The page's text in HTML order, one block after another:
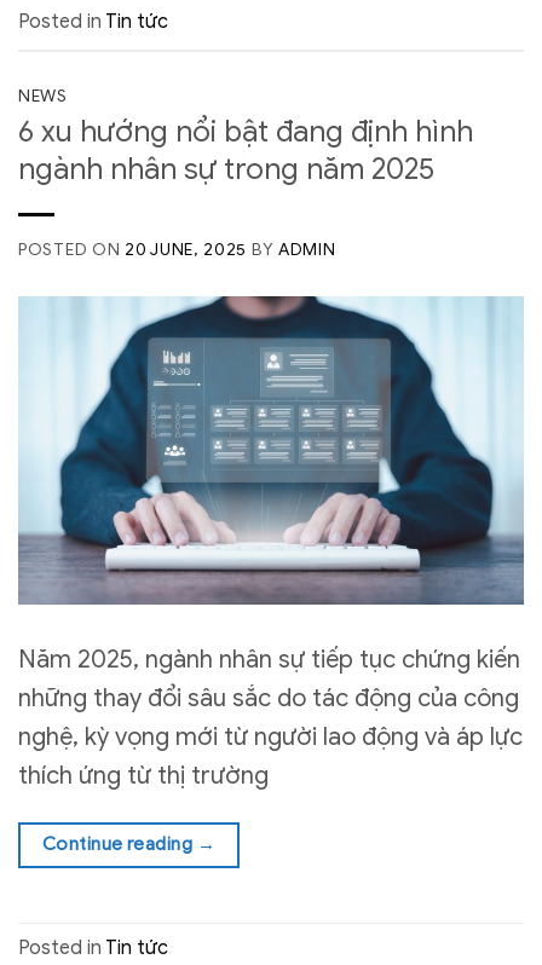
Posted in Tin tức
NEWS
6 xu hướng nổi bật đang định hình
ngành nhân sự trong năm 2025
POSTED ON 20 JUNE, 2025 BY ADMIN
Năm 2025, ngành nhân sự tiếp tục chứng kiến
những thay đổi sâu sắc do tác động của công
nghệ, kỳ vọng mới từ người lao động và áp lực
thích ứng từ thị trường
Continue reading →
Posted in Tin tức